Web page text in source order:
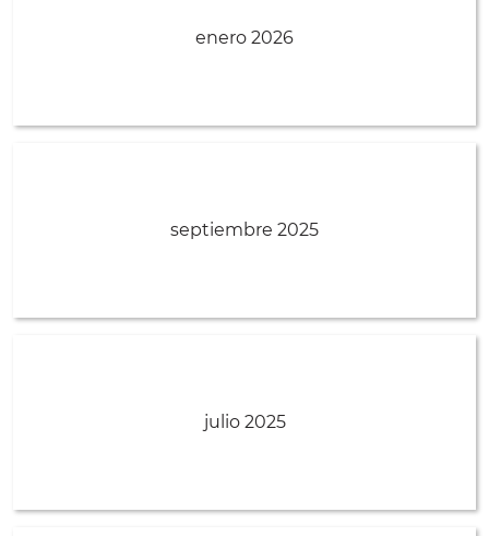
enero 2026
septiembre 2025
julio 2025